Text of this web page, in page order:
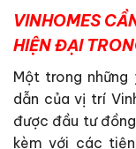
VINHOMES
HIỆN ĐẠI
Một trong
dẫn của vị trí
được đầu tư
kèm với các